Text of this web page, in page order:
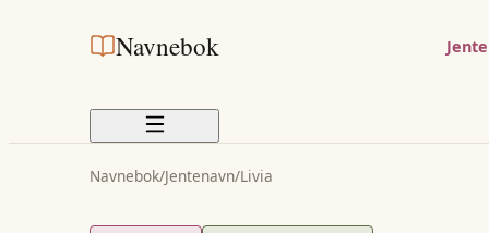
Navnebok
Navnebok/Jentenavn/Livia